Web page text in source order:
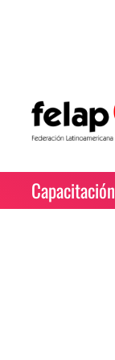
Capacitación